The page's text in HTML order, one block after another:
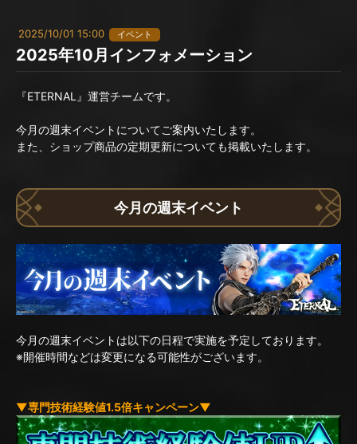
2025/10/01 15:00 イベント
2025年10月インフォメーション
『ETERNAL』運営チームです。
今月の週末イベントについてご案内いたします。
また、ショップ商品の定期更新についても掲載いたします。
今月の週末イベント
今月の週末イベントは以下の日程で実施を予定しております。
※開催時間などは変更になる可能性がございます。
▼専門技術経験値1.5倍キャンペーン▼